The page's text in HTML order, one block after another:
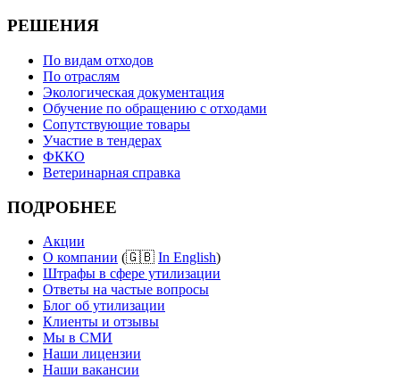
РЕШЕНИЯ
По видам отходов
По отраслям
Экологическая документация
Обучение по обращению с отходами
Сопутствующие товары
Участие в тендерах
ФККО
Ветеринарная справка
ПОДРОБНЕЕ
Акции
О компании (🇬🇧 In English)
Штрафы в сфере утилизации
Ответы на частые вопросы
Блог об утилизации
Клиенты и отзывы
Мы в СМИ
Наши лицензии
Наши вакансии